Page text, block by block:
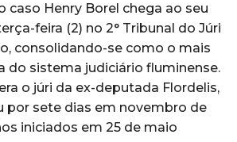
caso Henry Borel chega ao seu
feira (2) no 2° Tribunal do Júri
consolidando-se como o mais
do sistema judiciário fluminense.
o júri da ex-deputada Flordelis,
por sete dias em novembro de
iniciados em 25 de maio